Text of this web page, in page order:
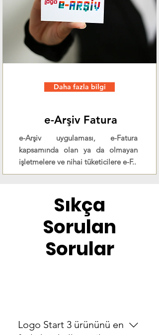
Daha fazla bilgi
e-Arşiv Fatura
e-Arşiv uygulaması, e-Fatura
kapsamında olan ya da olmayan
işletmelere ve nihai tüketicilere e-F..
Sıkça
Sorulan
Sorular
Logo Start 3 ürününü en